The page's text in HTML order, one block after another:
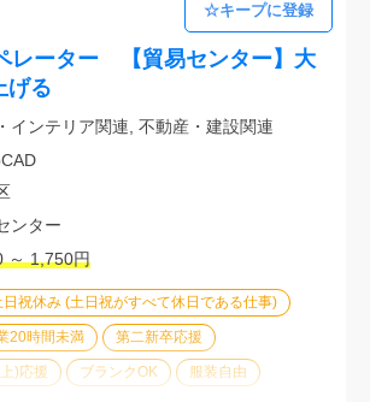
レーター 【貿易センター】大
げる
日祝休み (土日祝がすべて休日である仕事)
20時間未満 第二新卒応援
)応援 ブランクOK 服装自由
インテリア関連, 不動産・建設関連
ンター
～ 1,750円